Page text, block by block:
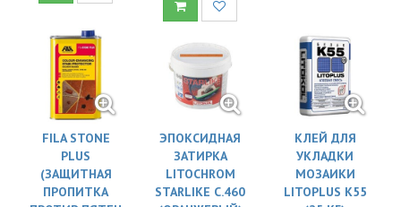
FILA STONE
PLUS
(ЗАЩИТНАЯ
ПРОПИТКА
ЭПОКСИДНАЯ
ЗАТИРКА
LITOCHROM
STARLIKE C.460
КЛЕЙ ДЛЯ
УКЛАДКИ
МОЗАИКИ
LITOPLUS K55